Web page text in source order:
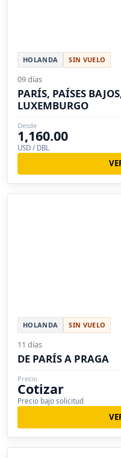
HOLANDA SIN VUELO
09 días
PARÍS, PAÍSES
LUXEMBURGO
Desde
1,160.00
USD / DBL
HOLANDA SIN VUELO
11 días
DE PARÍS A PRAGA
Precio
Cotizar
Precio bajo solicitud